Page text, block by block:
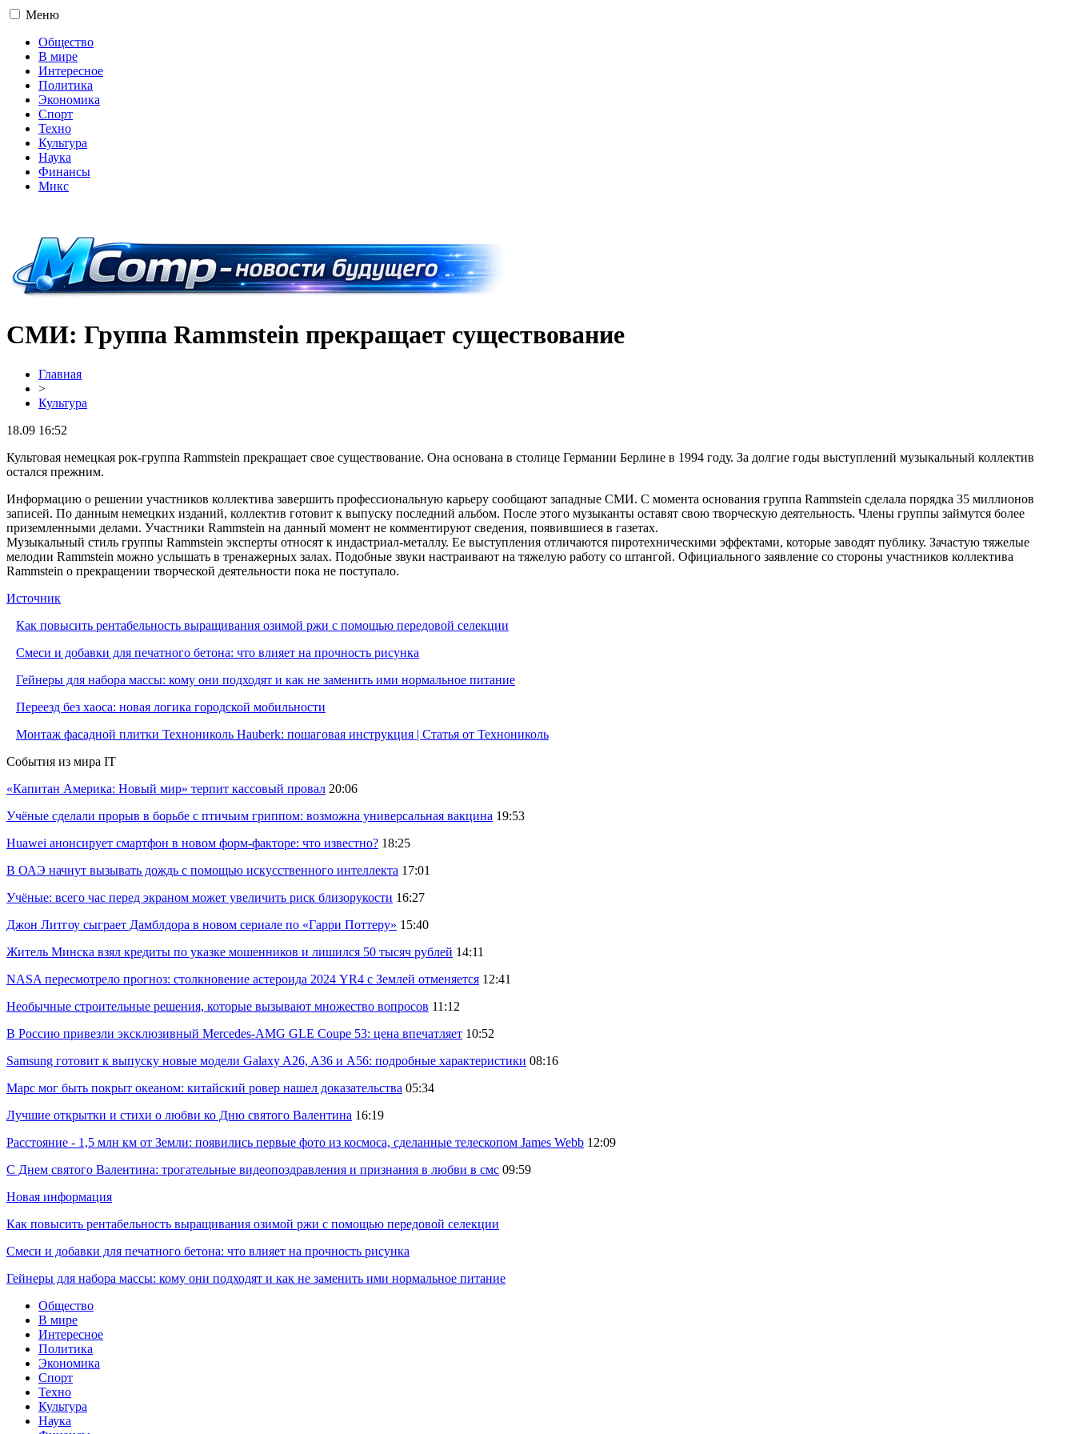
Меню
Общество
В мире
Интересное
Политика
Экономика
Спорт
Техно
Культура
Наука
Финансы
Микс
СМИ: Группа Rammstein прекращает существование
Главная
>
Культура
18.09 16:52
Культовая немецкая рок-группа Rammstein прекращает свое существование. Она основана в столице Германии Берлине в 1994 году. За долгие годы выступлений музыкальный коллектив
остался прежним.
Информацию о решении участников коллектива завершить профессиональную карьеру сообщают западные СМИ. С момента основания группа Rammstein сделала порядка 35 миллионов
записей. По данным немецких изданий, коллектив готовит к выпуску последний альбом. После этого музыканты оставят свою творческую деятельность. Члены группы займутся более
приземленными делами. Участники Rammstein на данный момент не комментируют сведения, появившиеся в газетах.
Музыкальный стиль группы Rammstein эксперты относят к индастриал-металлу. Ее выступления отличаются пиротехническими эффектами, которые заводят публику. Зачастую тяжелые
мелодии Rammstein можно услышать в тренажерных залах. Подобные звуки настраивают на тяжелую работу со штангой. Официального заявление со стороны участников коллектива
Rammstein о прекращении творческой деятельности пока не поступало.
Источник
Как повысить рентабельность выращивания озимой ржи с помощью передовой селекции
Смеси и добавки для печатного бетона: что влияет на прочность рисунка
Гейнеры для набора массы: кому они подходят и как не заменить ими нормальное питание
Переезд без хаоса: новая логика городской мобильности
Монтаж фасадной плитки Технониколь Hauberk: пошаговая инструкция | Статья от Технониколь
События из мира IT
«Капитан Америка: Новый мир» терпит кассовый провал 20:06
Учёные сделали прорыв в борьбе с птичьим гриппом: возможна универсальная вакцина 19:53
Huawei анонсирует смартфон в новом форм-факторе: что известно? 18:25
В ОАЭ начнут вызывать дождь с помощью искусственного интеллекта 17:01
Учёные: всего час перед экраном может увеличить риск близорукости 16:27
Джон Литгоу сыграет Дамблдора в новом сериале по «Гарри Поттеру» 15:40
Житель Минска взял кредиты по указке мошенников и лишился 50 тысяч рублей 14:11
NASA пересмотрело прогноз: столкновение астероида 2024 YR4 с Землей отменяется 12:41
Необычные строительные решения, которые вызывают множество вопросов 11:12
В Россию привезли эксклюзивный Mercedes-AMG GLE Coupe 53: цена впечатляет 10:52
Samsung готовит к выпуску новые модели Galaxy A26, A36 и A56: подробные характеристики 08:16
Марс мог быть покрыт океаном: китайский ровер нашел доказательства 05:34
Лучшие открытки и стихи о любви ко Дню святого Валентина 16:19
Расстояние - 1,5 млн км от Земли: появились первые фото из космоса, сделанные телескопом James Webb 12:09
С Днем святого Валентина: трогательные видеопоздравления и признания в любви в смс 09:59
Новая информация
Как повысить рентабельность выращивания озимой ржи с помощью передовой селекции
Смеси и добавки для печатного бетона: что влияет на прочность рисунка
Гейнеры для набора массы: кому они подходят и как не заменить ими нормальное питание
Общество
В мире
Интересное
Политика
Экономика
Спорт
Техно
Культура
Наука